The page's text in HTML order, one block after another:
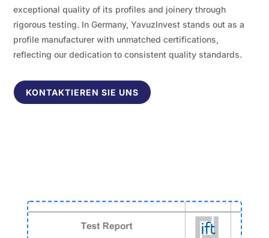
exceptional quality of its profiles and joinery through
rigorous testing. In Germany, YavuzInvest stands out as a
profile manufacturer with unmatched certifications,
reflecting our dedication to consistent quality standards.
KONTAKTIEREN SIE UNS